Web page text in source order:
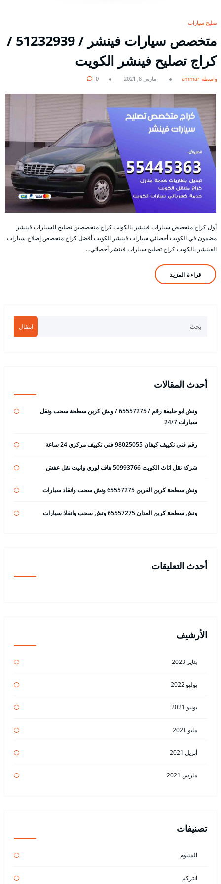
تصليح سيارات
متخصص سيارات فينشر / 51232939‬ /
كراج تصليح فينشر الكويت
بواسطة ammar مارس 8, 2021 0
أول كراج متخصص سيارات فينشر بالكويت كراج متخصصين تصليح السيارات فينشر
مضمون في الكويت أخصائي سيارات فينشر الكويت أفضل كراج متخصص إصلاح سيارات
الفينشر بالكويت كراج تصليح سيارات فينشر أخصائي…
قراءة المزيد
انتقال
أحدث المقالات
ونش ابو حليفة رقم / 65557275 / ونش كرين سطحة سحب ونقل
سيارات 24/7
رقم فني تكييف كيفان 98025055 فني تكييف مركزي 24 ساعة
شركة نقل اثاث الكويت 50993766 هاف لوري وانيت نقل عفش
ونش سطحة كرين القرين 65557275 ونش سحب وانقاذ سيارات
ونش سطحة كرين العدان 65557275 ونش سحب وانقاذ سيارات
أحدث التعليقات
الأرشيف
يناير 2023
يوليو 2022
يونيو 2021
مايو 2021
أبريل 2021
مارس 2021
تصنيفات
المنيوم
انتركم